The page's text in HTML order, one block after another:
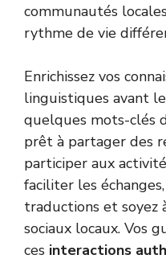
communautés
rythme de vie
Enrichissez vos
linguistiques avant
quelques mots-clés
prêt à partager des
participer aux
faciliter les
traductions et soyez
sociaux locaux. Vos
ces interactions